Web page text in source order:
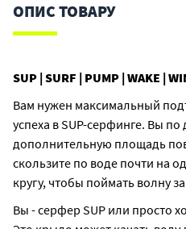
ОПИС ТОВАРУ
SUP | SURF | PUMP | WAKE |
Вам нужен максимальный
успеха в SUP-серфинге. Вы по
дополнительную площадь
скользите по воде почти на
кругу, чтобы поймать волну
Вы - серфер SUP или просто